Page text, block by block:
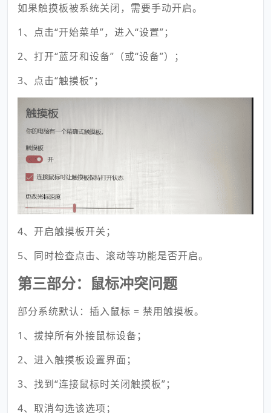
如果触摸板被系统关闭，需要手动开启。
1、点击“开始菜单”，进入“设置”；
2、打开“蓝牙和设备”（或“设备”）；
3、点击“触摸板”；
4、开启触摸板开关；
5、同时检查点击、滚动等功能是否开启。
第三部分：鼠标冲突问题
部分系统默认：插入鼠标 = 禁用触摸板。
1、拔掉所有外接鼠标设备；
2、进入触摸板设置界面；
3、找到“连接鼠标时关闭触摸板”；
4、取消勾选该选项；